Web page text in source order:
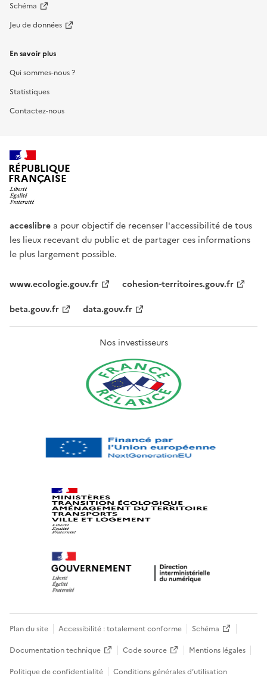
Schéma
Jeu de données
En savoir plus
Qui sommes-nous ?
Statistiques
Contactez-nous
RÉPUBLIQUE
FRANÇAISE
acceslibre a pour objectif de recenser l'accessibilité de tous
les lieux recevant du public et de partager ces informations
le plus largement possible.
www.ecologie.gouv.fr
cohesion-territoires.gouv.fr
beta.gouv.fr
data.gouv.fr
Nos investisseurs
Plan du site Accessibilité : totalement conforme
Schéma
Documentation technique
Code source
Mentions légales
Politique de confidentialité
Conditions générales d’utilisation